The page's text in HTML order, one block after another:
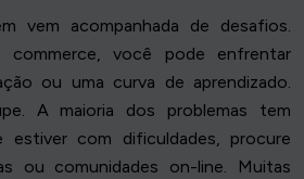
vem acompanhada de desafios.
commerce, você pode enfrentar
ou uma curva de aprendizado.
A maioria dos problemas tem
estiver com dificuldades, procure
ou comunidades on-line. Muitas